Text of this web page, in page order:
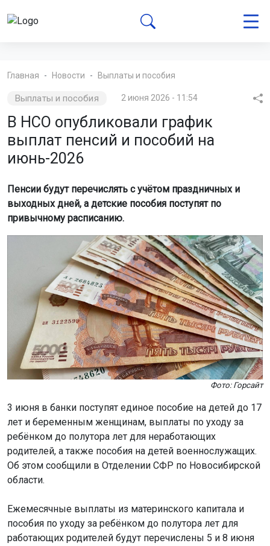
Главная Новости Выплаты и пособия
Выплаты и пособия 2 июня 2026 - 11:54
В НСО опубликовали график
выплат пенсий и пособий на
июнь-2026
Пенсии будут перечислять с учётом праздничных и
выходных дней, а детские пособия поступят по
привычному расписанию.
Фото: Горсайт
3 июня в банки поступят единое пособие на детей до 17
лет и беременным женщинам, выплаты по уходу за
ребёнком до полутора лет для неработающих
родителей, а также пособия на детей военнослужащих.
Об этом сообщили в Отделении СФР по Новосибирской
области.
Ежемесячные выплаты из материнского капитала и
пособия по уходу за ребёнком до полутора лет для
работающих родителей будут перечислены 5 и 8 июня